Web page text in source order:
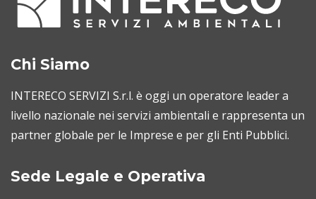
Chi Siamo
INTERECO SERVIZI S.r.l. è oggi un operatore leader a
livello nazionale nei servizi ambientali e rappresenta un
partner globale per le Imprese e per gli Enti Pubblici.
Sede Legale e Operativa